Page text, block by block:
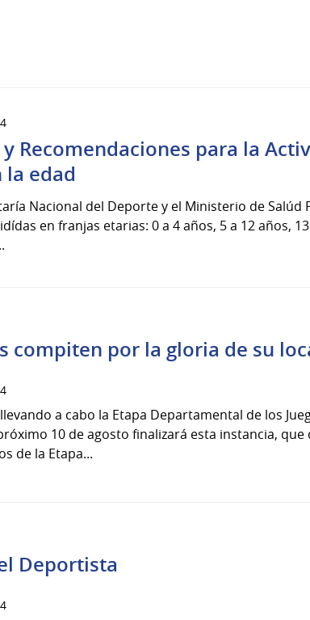
y Recomendaciones para la
la edad
Nacional del Deporte y el Ministerio de Salúd
en franjas etarias: 0 a 4 años, 5 a 12 años,
compiten por la gloria de su
a cabo la Etapa Departamental de los
10 de agosto finalizará esta instancia,
de la Etapa...
Deportista